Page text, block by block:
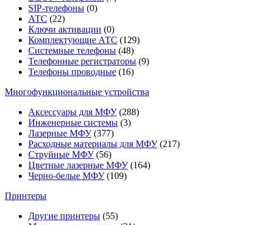
SIP-телефоны (0)
АТС (22)
Ключи активации (0)
Комплектующие АТС (129)
Системные телефоны (48)
Телефонные регистраторы (9)
Телефоны проводные (16)
Многофункциональные устройства
Аксессуары для МФУ(288)
Инженерные системы (3)
Лазерные МФУ(377)
Расходные материалы для МФУ(217)
Струйные МФУ(56)
Цветные лазерные МФУ(164)
Черно-белые МФУ(109)
Принтеры
Другие принтеры (55)